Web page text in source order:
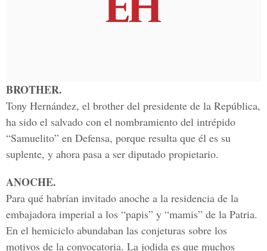
BROTHER.
Tony Hernández, el brother del presidente de la República,
ha sido el salvado con el nombramiento del intrépido
“Samuelito” en Defensa, porque resulta que él es su
suplente, y ahora pasa a ser diputado propietario.
ANOCHE.
Para qué habrían invitado anoche a la residencia de la
embajadora imperial a los “papis” y “mamis” de la Patria.
En el hemiciclo abundaban las conjeturas sobre los
motivos de la convocatoria. La jodida es que muchos